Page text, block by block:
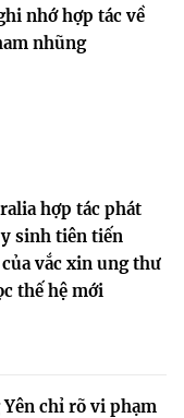
nhớ hợp tác về
nhũng
hợp tác phát
sinh tiên tiến
vắc xin ung thư
thế hệ mới
chỉ rõ vi phạm